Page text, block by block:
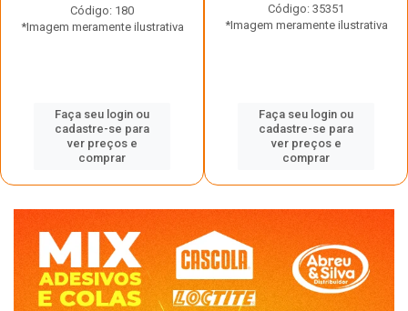
Código: 180
*Imagem meramente ilustrativa
Faça seu login ou
cadastre-se para
ver preços e
comprar
Código: 35351
*Imagem meramente ilustrativa
Faça seu login ou
cadastre-se para
ver preços e
comprar